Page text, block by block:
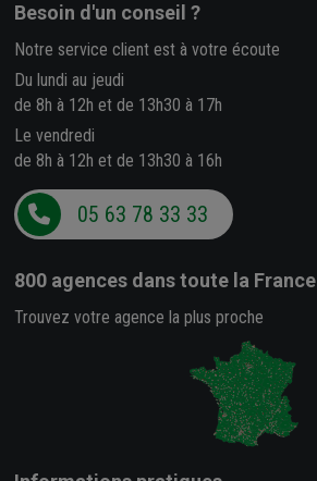
Besoin d'un conseil ?
Notre service client est à votre écoute
Du lundi au jeudi
de 8h à 12h et de 13h30 à 17h
Le vendredi
de 8h à 12h et de 13h30 à 16h
05 63 78 33 33
800 agences dans toute la France
Trouvez votre agence la plus proche